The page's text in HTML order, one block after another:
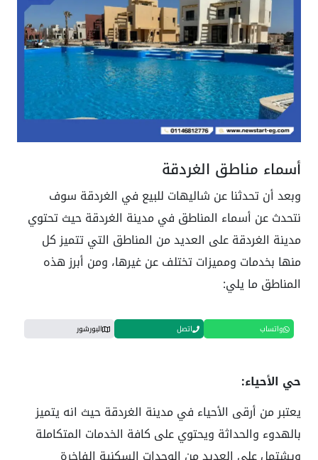
أسماء مناطق الغردقة
وبعد أن تحدثنا عن شاليهات للبيع في الغردقة سوف
نتحدث عن أسماء المناطق في مدينة الغردقة حيث تحتوي
مدينة الغردقة على العديد من المناطق التي تتميز كل
منها بخدمات ومميزات تختلف عن غيرها، ومن أبرز هذه
المناطق ما يلي:
واتساب اتصل البورشور
حي الأحياء:
يعتبر من أرقى الأحياء في مدينة الغردقة حيث انه يتميز
بالهدوء والحداثة ويحتوي على كافة الخدمات المتكاملة